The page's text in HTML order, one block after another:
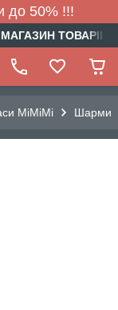
до 50% !!!
МАГАЗИН
МіМіМі Шарми